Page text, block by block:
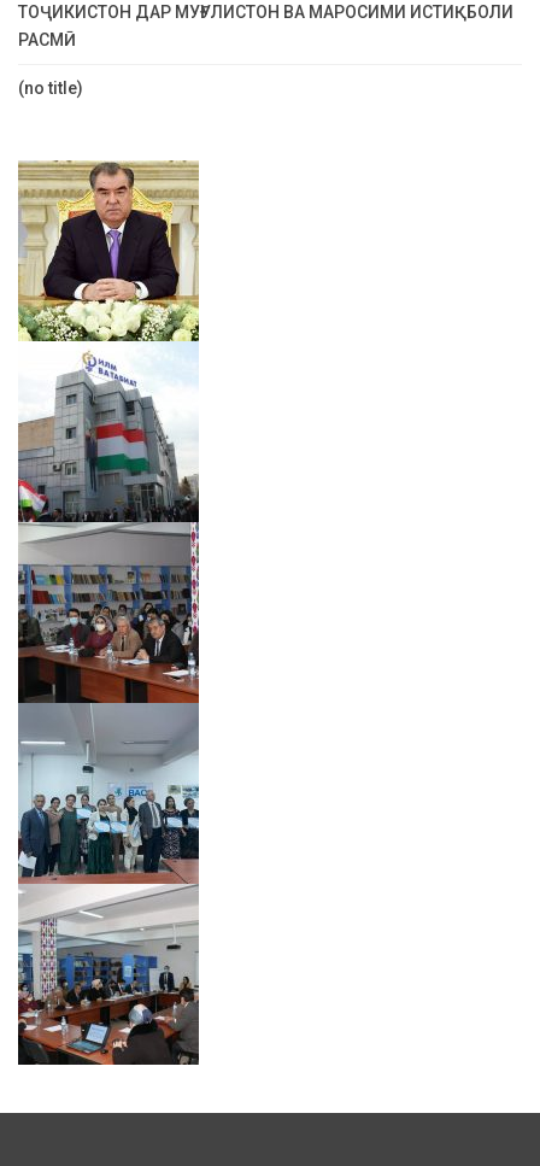
ТОҶИКИСТОН ДАР МУҒУЛИСТОН ВА МАРОСИМИ ИСТИҚБОЛИ
РАСМӢ
(no title)